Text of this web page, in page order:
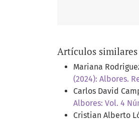
Artículos similares
Mariana
(2024): Albores.
Carlos David
Albores: Vol. 4
Cristian Alberto